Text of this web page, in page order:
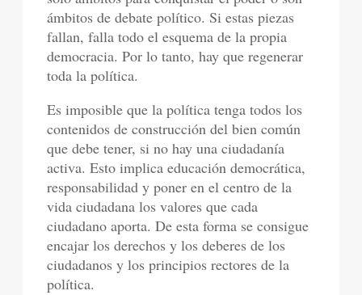
ámbitos de debate político. Si estas piezas
fallan, falla todo el esquema de la propia
democracia. Por lo tanto, hay que regenerar
toda la política.
Es imposible que la política tenga todos los
contenidos de construcción del bien común
que debe tener, si no hay una ciudadanía
activa. Esto implica educación democrática,
responsabilidad y poner en el centro de la
vida ciudadana los valores que cada
ciudadano aporta. De esta forma se consigue
encajar los derechos y los deberes de los
ciudadanos y los principios rectores de la
política.